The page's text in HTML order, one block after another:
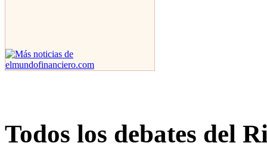
Todos los debates del